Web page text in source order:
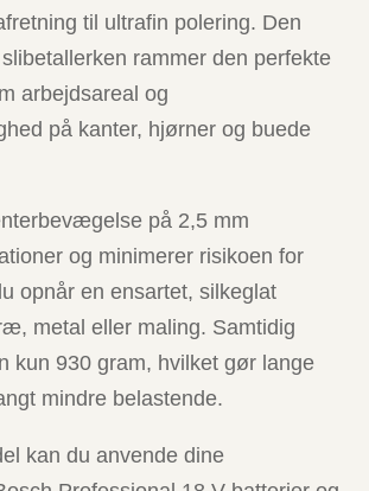
til ultrafin polering. Den
rammer den perfekte
arbejdsareal og
på kanter, hjørner og buede
på 2,5 mm
og minimerer risikoen for
opnår en ensartet, silkeglat
metal eller maling. Samtidig
kun 930 gram, hvilket gør lange
mindre belastende.
kan du anvende dine